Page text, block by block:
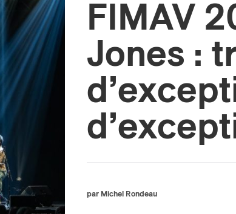
FIMAV
Jones :
par Michel Rondeau